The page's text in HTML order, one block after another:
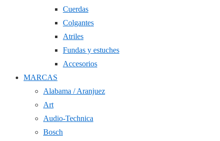
Cuerdas
Colgantes
Atriles
Fundas y estuches
Accesorios
MARCAS
Alabama / Aranjuez
Art
Audio-Technica
Bosch